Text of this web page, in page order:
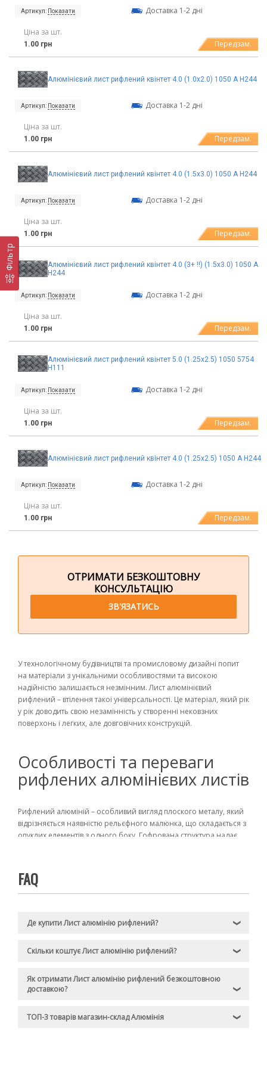
Фільтр
Артикул: Показати Доставка 1-2 дні
Ціна за шт.
1.00 грн Передзам.
Алюмінієвий лист рифлений квінтет 4.0 (1.0х2.0) 1050 А Н244
Артикул: Показати Доставка 1-2 дні
Ціна за шт.
1.00 грн Передзам.
Алюмінієвий лист рифлений квінтет 4.0 (1.5х3.0) 1050 А Н244
Артикул: Показати Доставка 1-2 дні
Ціна за шт.
1.00 грн Передзам.
Алюмінієвий лист рифлений квінтет 4.0 (3+ !!) (1.5х3.0) 1050 А
Н244
Артикул: Показати Доставка 1-2 дні
Ціна за шт.
1.00 грн Передзам.
Алюмінієвий лист рифлений квінтет 5.0 (1.25х2.5) 1050 5754
Н111
Артикул: Показати Доставка 1-2 дні
Ціна за шт.
1.00 грн Передзам.
Алюмінієвий лист рифлений квінтет 4.0 (1.25х2.5) 1050 А Н244
Артикул: Показати Доставка 1-2 дні
Ціна за шт.
1.00 грн Передзам.
ОТРИМАТИ БЕЗКОШТОВНУ
КОНСУЛЬТАЦІЮ
ЗВ'ЯЗАТИСЬ
У технологічному будівництві та промисловому дизайні попит
на матеріали з унікальними особливостями та високою
надійністю залишається незмінним. Лист алюмінієвий
рифлений – втілення такої універсальності. Це матеріал, який рік
у рік доводить свою незамінність у створенні нековзних
поверхонь і легких, але довговічних конструкцій.
Особливості та переваги
рифлених алюмінієвих листів
Рифлений алюміній – особливий вигляд плоского металу, який
відрізняється наявністю рельєфного малюнка, що складається з
опуклих елементів з одного боку. Гофрована структура надає
Найбільш значуща відмінність – чудова протиковзна дія. Лист
рифлений алюмінієвий забезпечує надійне зчеплення навіть за
умов високої вологості чи присутності масел.
Додаткові переваги:
Легкість: знижує вагу готових конструкцій, спрощує
Стійкість до корозії: на поверхні алюмінію формується
його в агресивних середовищах без додаткової обробки.
Довговічність: матеріал стійкий до механічного
FAQ
Де купити Лист алюмінію рифлений? ❯
Скільки коштує Лист алюмінію рифлений? ❯
Як отримати Лист алюмінію рифлений безкоштовною
доставкою?
❯
ТОП-3 товарів магазин-склад Алюмінія ❯